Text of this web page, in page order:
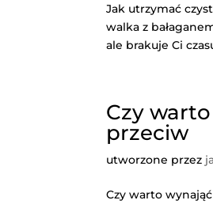
Jak utrzymać
walka z
ale brakuje Ci
Czy
przeciw
utworzone przez
Czy warto